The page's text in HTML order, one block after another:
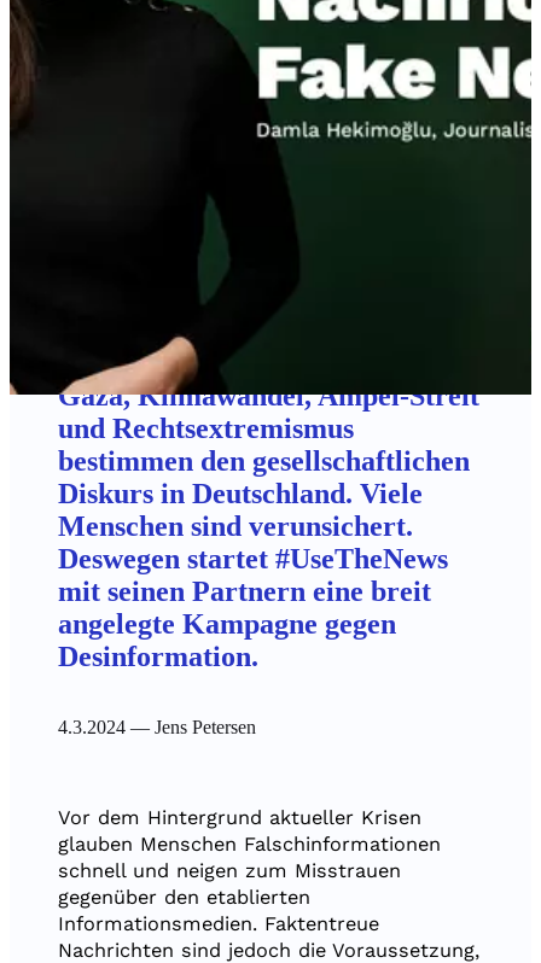
„Vertraue Nachrichten, die
stimmen statt Stimmung
machen“: Start der
Kommunikationskampagne gegen
Desinformation
Krieg in der Ukraine und in
Gaza, Klimawandel, Ampel-Streit
und Rechtsextremismus
bestimmen den gesellschaftlichen
Diskurs in Deutschland. Viele
Menschen sind verunsichert.
Deswegen startet #UseTheNews
mit seinen Partnern eine breit
angelegte Kampagne gegen
Desinformation.
4.3.2024 — Jens Petersen
Vor dem Hintergrund aktueller Krisen
glauben Menschen Falschinformationen
schnell und neigen zum Misstrauen
gegenüber den etablierten
Informationsmedien. Faktentreue
Nachrichten sind jedoch die Voraussetzung,